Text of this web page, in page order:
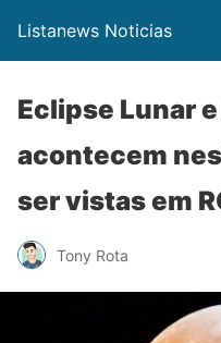
Listanews Noticias
Eclipse Lunar
acontecem
ser vistas em
Tony Rota